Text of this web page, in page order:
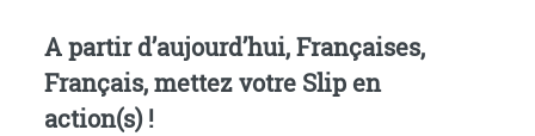
A partir d’aujourd’hui, Françaises,
Français, mettez votre Slip en
action(s) !